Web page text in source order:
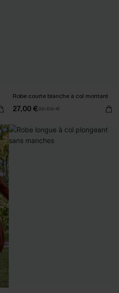
Robe courte blanche à col montant
27,00 €32,00 €